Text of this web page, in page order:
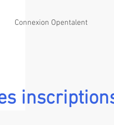
Connexion Opentalent